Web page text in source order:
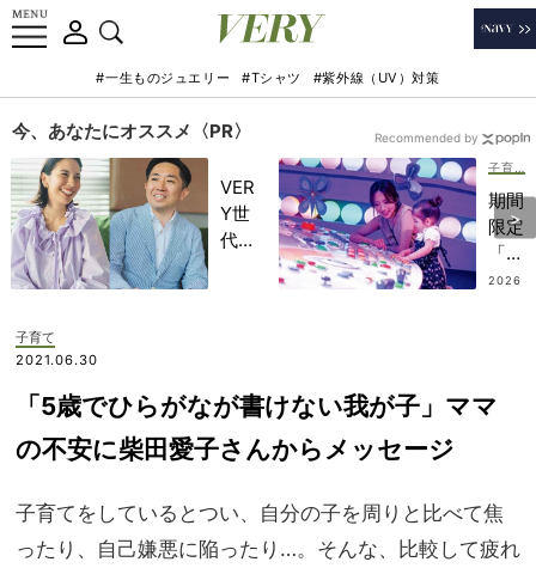
#一生ものジュエリー #Tシャツ #紫外線（UV）対策
今、あなたにオススメ〈PR〉
VER
Y世
代が
んと
考え
る
ぜ
今、
NO
期間
限定
「ピ
クサ
洲で
的な
スケ
2026
Recommended by
子育て
2021.06.30
「5歳でひらがなが書けない我が子」ママ
の不安に柴田愛子さんからメッセージ
子育てをしているとつい、自分の子を周りと比べて焦
ったり、自己嫌悪に陥ったり…。そんな、比較して疲れ